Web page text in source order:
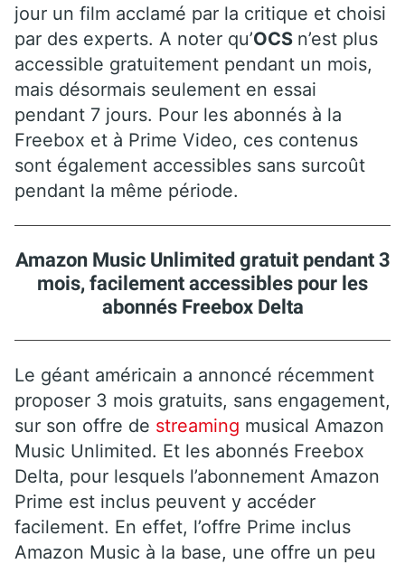
jour un film acclamé par la critique et choisi
par des experts. A noter qu’OCS n’est plus
accessible gratuitement pendant un mois,
mais désormais seulement en essai
pendant 7 jours. Pour les abonnés à la
Freebox et à Prime Video, ces contenus
sont également accessibles sans surcoût
pendant la même période.
Amazon Music Unlimited gratuit pendant 3
mois, facilement accessibles pour les
abonnés Freebox Delta
Le géant américain a annoncé récemment
proposer 3 mois gratuits, sans engagement,
sur son offre de streaming musical Amazon
Music Unlimited. Et les abonnés Freebox
Delta, pour lesquels l’abonnement Amazon
Prime est inclus peuvent y accéder
facilement. En effet, l’offre Prime inclus
Amazon Music à la base, une offre un peu